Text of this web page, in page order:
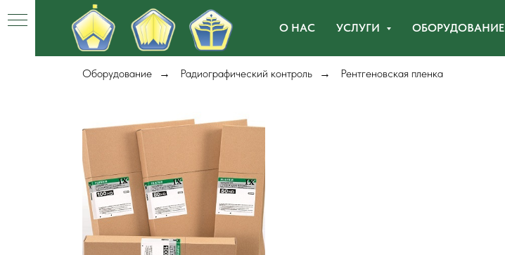
О НАС УСЛУГИ ОБОРУДОВАНИЕ
Оборудование → Радиографический контроль → Рентгеновская пленка